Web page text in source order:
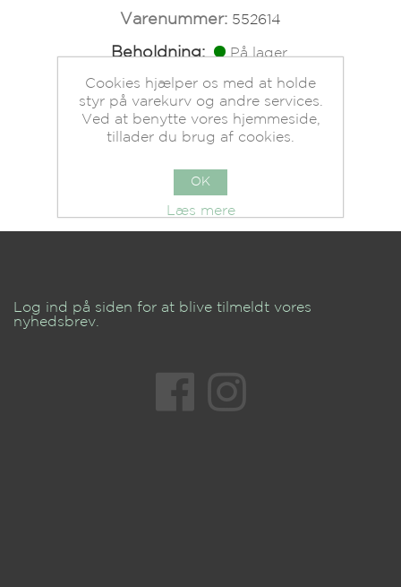
Varenummer: 552614
Beholdning: På lager.
Log ind på siden for at blive tilmeldt vores
nyhedsbrev.
Cookies hjælper os med at holde
styr på varekurv og andre services.
Ved at benytte vores hjemmeside,
tillader du brug af cookies.
OK
Læs mere